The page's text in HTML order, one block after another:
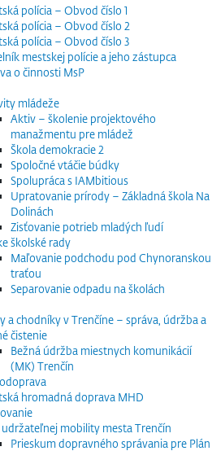
polícia – Obvod číslo 1
polícia – Obvod číslo 2
polícia – Obvod číslo 3
mestskej polície a jeho zástupca
o činnosti MsP
mládeže
Aktiv – školenie projektového
manažmentu pre mládež
Škola demokracie 2
Spoločné vtáčie búdky
Spolupráca s IAMbitious
Upratovanie prírody – Základná škola Na
Dolinách
Zisťovanie potrieb mladých ľudí
školské rady
Maľovanie podchodu pod Chynoranskou
traťou
Separovanie odpadu na školách
a chodníky v Trenčíne – správa, údržba a
čistenie
Bežná údržba miestnych komunikácií
(MK) Trenčín
hromadná doprava MHD
udržateľnej mobility mesta Trenčín
Prieskum dopravného správania pre Plán